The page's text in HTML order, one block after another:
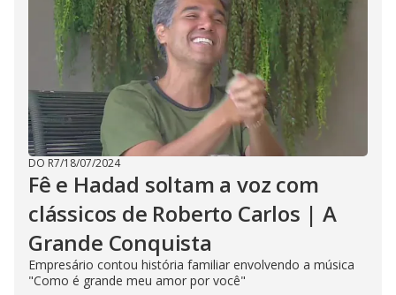
DO R7/18/07/2024
Fê e Hadad soltam a voz com
clássicos de Roberto Carlos | A
Grande Conquista
Empresário contou história familiar envolvendo a música
"Como é grande meu amor por você"